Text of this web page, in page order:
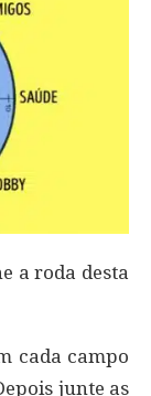
a roda desta
cada campo
junte as